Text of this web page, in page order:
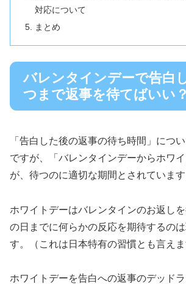
対応について
まとめ
バレンタインデーで告白
つまで返事を待てばいい？
「告白した後の返事の待ち時間」につ
ですが、「バレンタインデーからホワイ
が、待つのに適切な期間とされています
ホワイトデーはバレンタインのお返し
の日までに何らかの反応を期待するの
す。（これは日本特有の習慣とも言えま
ホワイトデーを告白への返事のデッド